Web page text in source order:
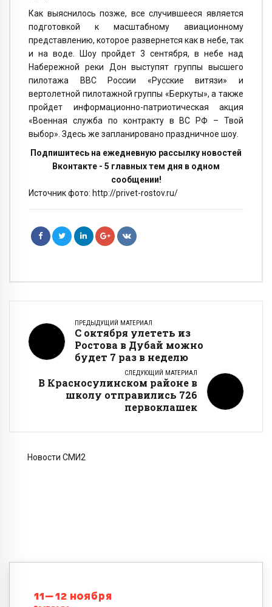
Как выяснилось позже, все случившееся является
подготовкой к масштабному авиационному
представлению, которое развернется как в небе, так
и на воде. Шоу пройдет 3 сентября, в небе над
Набережной реки Дон выступят группы высшего
пилотажа ВВС России «Русские витязи» и
вертолетной пилотажной группы «Беркуты», а также
пройдет информационно-патриотическая акция
«Военная служба по контракту в ВС РФ – Твой
выбор». Здесь же запланировано праздничное шоу.
Подпишитесь на ежедневную рассылку новостей
Вконтакте - 5 главных тем дня в одном
сообщении!
Источник фото: http://privet-rostov.ru/
ПРЕДЫДУЩИЙ МАТЕРИАЛ
С октября улететь из
Ростова в Дубай можно
будет 7 раз в неделю
СЛЕДУЮЩИЙ МАТЕРИАЛ
В Красносулинском районе в
школу отправились 726
первоклашек
Новости СМИ2